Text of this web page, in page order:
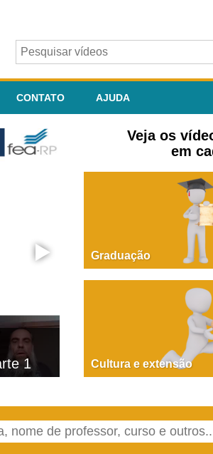
CONTATO AJUDA
1
Dire,
Veja os
em
Graduação
Cultura e extensão